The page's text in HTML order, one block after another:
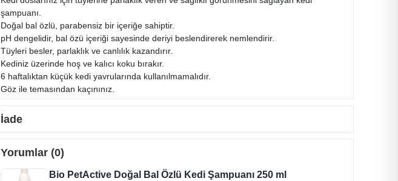
şampuanı.
Doğal bal özlü, parabensiz bir içeriğe sahiptir.
pH dengelidir, bal özü içeriği sayesinde deriyi beslendirerek nemlendirir.
Tüyleri besler, parlaklık ve canlılık kazandırır.
Kediniz üzerinde hoş ve kalıcı koku bırakır.
6 haftalıktan küçük kedi yavrularında kullanılmamalıdır.
Göz ile temasından kaçınınız.
İade
Yorumlar (0)
Bio PetActive Doğal Bal Özlü Kedi Şampuanı 250 ml